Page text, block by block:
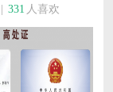
331 人喜欢